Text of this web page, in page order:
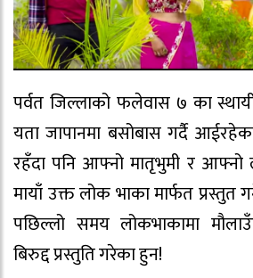
पर्वत जिल्लाको फलेवास ७ का
यता जापानमा बसोबास गर्दै
रहँदा पनि आफ्नो मातृभुमी र आफ्नो
मायाँ उक्त लोक भाका मार्फत प्रस्तुत
पछिल्लो समय लोकभाकामा
बिरुद्द प्रस्तुति गरेका हुन!